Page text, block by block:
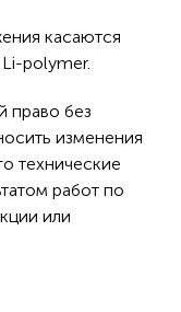
касаются
Li-polymer.
право без
изменения
технические
работ по
или